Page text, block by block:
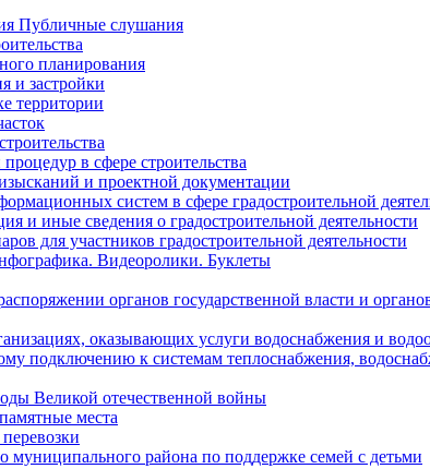
Публичные слушания
планирования
и застройки
территории
в сфере строительства
и проектной документации
систем в сфере градостроительной
и иные сведения о градостроительной деятельности
для участников градостроительной деятельности
Видеоролики. Буклеты
органов государственной власти и
оказывающих услуги водоснабжения и
подключению к системам теплоснабжения,
Великой отечественной войны
места
муниципального района по поддержке семей с детьми